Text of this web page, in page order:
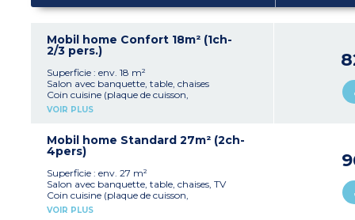
Mobil home Confort 18m² (1ch-
2/3 pers.)
Superficie : env. 18 m²
Salon avec banquette, table, chaises
Coin cuisine (plaque de cuisson,
réfrigérateur/congélateur, micro-ondes,
1 salle d'eau avec douche, lavabo et WC
Terrasse semi-couverte avec salon de jardin
Capacité max. 2 personnes
VOIR PLUS
Mobil home Standard 27m² (2ch-
4pers)
Superficie : env. 27 m²
Salon avec banquette, table, chaises, TV
Coin cuisine (plaque de cuisson,
réfrigérateur/congélateur, cafetière électrique,
VOIR PLUS